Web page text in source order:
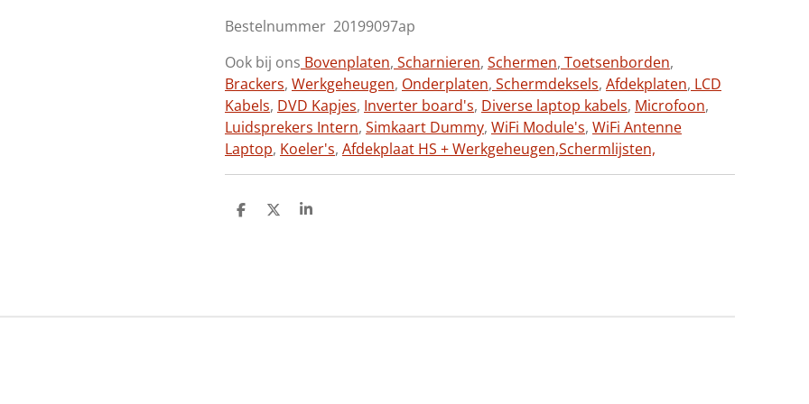
Bestelnummer 20199097ap
Ook bij ons Bovenplaten, Scharnieren, Schermen, Toetsenborden,
Brackers, Werkgeheugen, Onderplaten, Schermdeksels, Afdekplaten, LCD
Kabels, DVD Kapjes, Inverter board's, Diverse laptop kabels, Microfoon,
Luidsprekers Intern, Simkaart Dummy, WiFi Module's, WiFi Antenne
Laptop, Koeler's, Afdekplaat HS + Werkgeheugen,Schermlijsten,
D
D
S